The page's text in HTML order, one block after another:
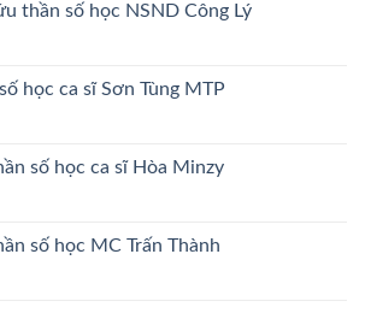
thần số học NSND Công Lý
học ca sĩ Sơn Tùng MTP
số học ca sĩ Hòa Minzy
số học MC Trấn Thành